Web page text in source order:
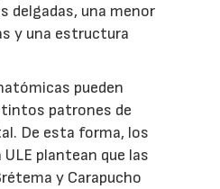
delgadas, una menor
y una estructura
pueden
patrones de
De esta forma, los
plantean que las
y Carapucho